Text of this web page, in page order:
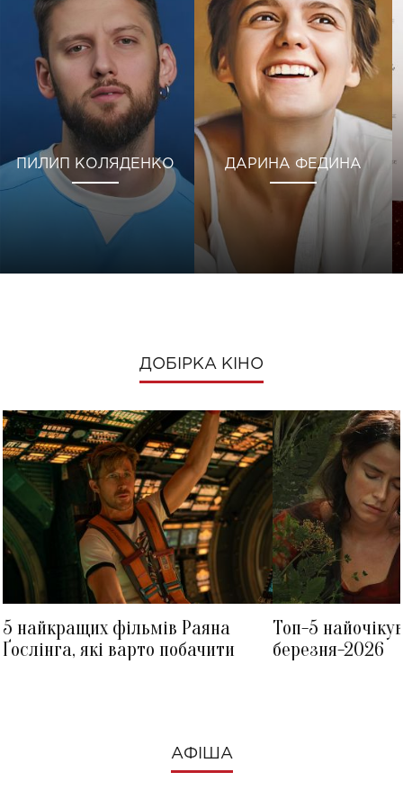
ПИЛИП КОЛЯДЕНКО ДАРИНА ФЕДИНА
ДОБІРКА КІНО
5 найкращих фільмів Раяна
Ґослінга, які варто побачити
Топ-5
березня-2026
АФІША